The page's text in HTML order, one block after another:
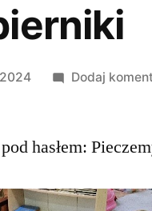
Dodaj
hasłem: